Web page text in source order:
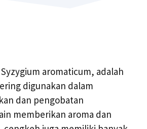
aromaticum, adalah
digunakan dalam
dan pengobatan
memberikan aroma dan